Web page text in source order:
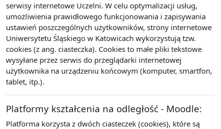
serwisy internetowe Uczelni. W celu optymalizacji usług,
umożliwienia prawidłowego funkcjonowania i zapisywania
ustawień poszczególnych użytkowników, strony internetowe
Uniwersytetu Śląskiego w Katowicach wykorzystują tzw.
cookies (z ang. ciasteczka). Cookies to małe pliki tekstowe
wysyłane przez serwis do przeglądarki internetowej
użytkownika na urządzeniu końcowym (komputer, smartfon,
tablet, itp.).
Platformy kształcenia na odległość - Moodle:
Platforma korzysta z dwóch ciasteczek (cookies), które są